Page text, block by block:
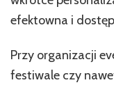
efektowna i
Przy organizacji
festiwale czy